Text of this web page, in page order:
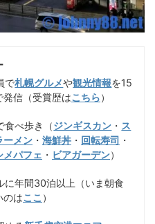
で札幌グルメや観光情報を15
信（受賞歴はこちら）
食べ歩き（ジンギスカン ・ ス
ーメン ・ 海鮮丼 ・ 回転寿司 ・
メパフェ ・ ビアガーデン）
に年間30泊以上（いま朝食
のはここ ）